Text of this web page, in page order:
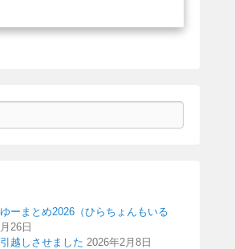
ーまとめ2026（ひらちょんもいる
26日
越しさせました 2026年2月8日